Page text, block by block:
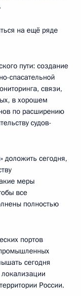
на ещё ряде
пути: создание
спасательной
связи,
в хорошем
по расширению
судов-
доложить сегодня,
меры
все
полностью
портов
сегодня
России.